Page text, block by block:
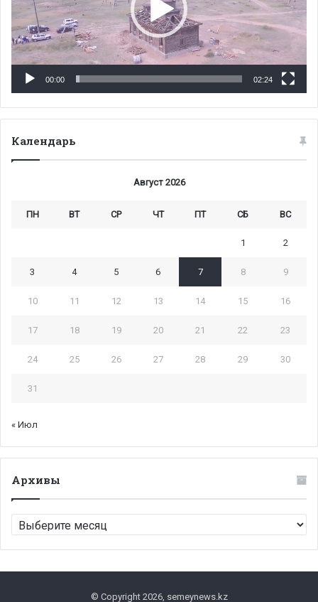
00:00 02:24
Календарь
Август 2026
ПН ВТ СР ЧТ ПТ СБ ВС
1 2
3 4 5 6 7 8 9
10 11 12 13 14 15 16
17 18 19 20 21 22 23
24 25 26 27 28 29 30
31
« Июл
Архивы
Архивы
© Copyright 2026, semeynews.kz